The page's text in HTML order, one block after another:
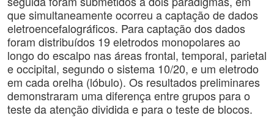
que simultaneamente ocorreu a captação de dados
eletroencefalográficos. Para captação dos dados
foram distribuídos 19 eletrodos monopolares ao
longo do escalpo nas áreas frontal, temporal, parietal
e occipital, segundo o sistema 10/20, e um eletrodo
em cada orelha (lóbulo). Os resultados preliminares
demonstraram uma diferença entre grupos para o
teste da atenção dividida e para o teste de blocos.